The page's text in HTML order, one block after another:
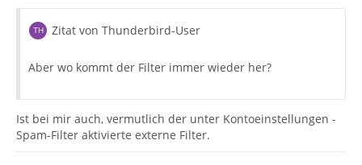
Zitat von Thunderbird-User
Aber wo kommt der Filter immer wieder her?
Ist bei mir auch, vermutlich der unter Kontoeinstellungen -
Spam-Filter aktivierte externe Filter.